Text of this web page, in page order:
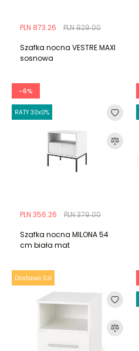
PLN 929.00
PLN 873.26
Szafka nocna VESTRE MAXI
sosnowa
-6%
RATY 30x0%
PLN 379.00
PLN 356.26
Szafka nocna MILONA 54
cm biała mat
Dostawa 0zł